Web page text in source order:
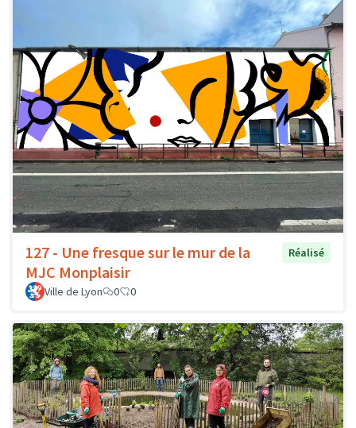
127 - Une fresque sur le mur de la
MJC Monplaisir
Réalisé
Ville de Lyon 0 0